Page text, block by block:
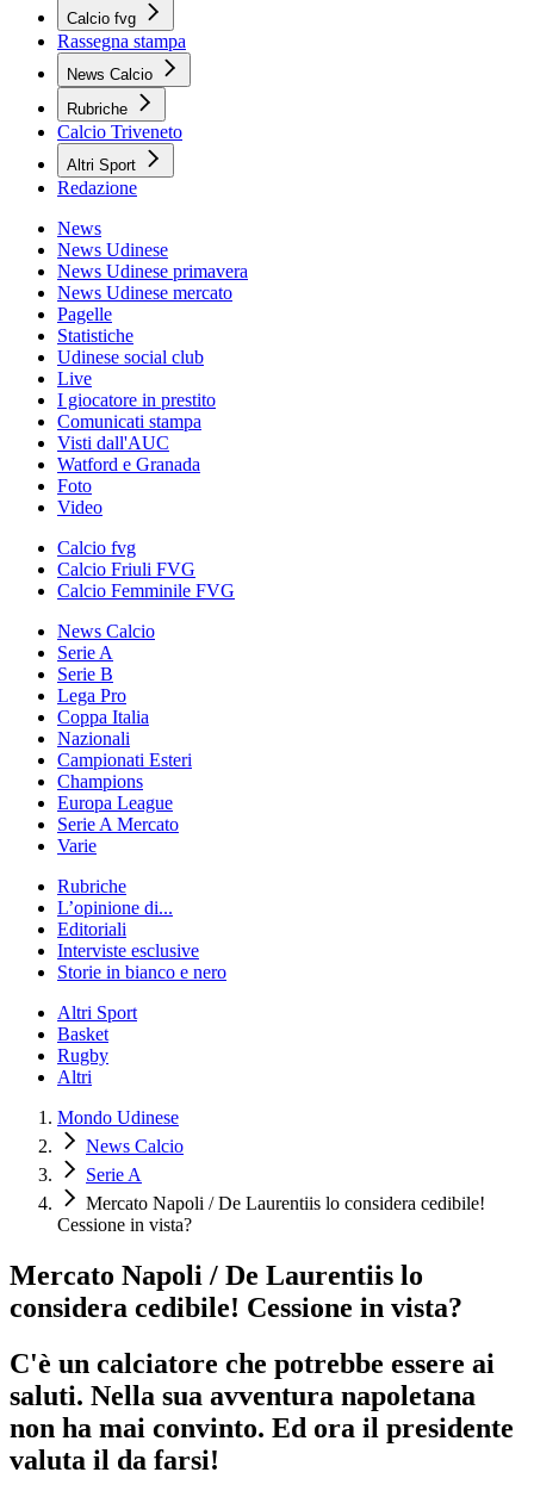
Calcio fvg
Rassegna stampa
News Calcio
Rubriche
Calcio Triveneto
Altri Sport
Redazione
News
News Udinese
News Udinese primavera
News Udinese mercato
Pagelle
Statistiche
Udinese social club
Live
I giocatore in prestito
Comunicati stampa
Visti dall'AUC
Watford e Granada
Foto
Video
Calcio fvg
Calcio Friuli FVG
Calcio Femminile FVG
News Calcio
Serie A
Serie B
Lega Pro
Coppa Italia
Nazionali
Campionati Esteri
Champions
Europa League
Serie A Mercato
Varie
Rubriche
L’opinione di...
Editoriali
Interviste esclusive
Storie in bianco e nero
Altri Sport
Basket
Rugby
Altri
Mondo Udinese
News Calcio
Serie A
Mercato Napoli / De Laurentiis lo considera cedibile!
Cessione in vista?
Mercato Napoli / De Laurentiis lo
considera cedibile! Cessione in vista?
C'è un calciatore che potrebbe essere ai
saluti. Nella sua avventura napoletana
non ha mai convinto. Ed ora il presidente
valuta il da farsi!